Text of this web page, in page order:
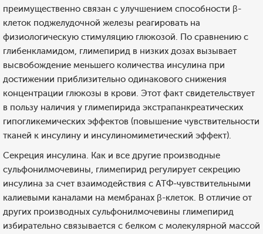
преимущественно связан с улучшением способности β-
клеток поджелудочной железы реагировать на
физиологическую стимуляцию глюкозой. По сравнению с
глибенкламидом, глимепирид в низких дозах вызывает
высвобождение меньшего количества инсулина при
достижении приблизительно одинакового снижения
концентрации глюкозы в крови. Этот факт свидетельствует
в пользу наличия у глимепирида экстрапанкреатических
гипогликемических эффектов (повышение чувствительности
тканей к инсулину и инсулиномиметический эффект).
Секреция инсулина. Как и все другие производные
сульфонилмочевины, глимепирид регулирует секрецию
инсулина за счет взаимодействия с АТФ-чувствительными
калиевыми каналами на мембранах β-клеток. В отличие от
других производных сульфонилмочевины глимепирид
избирательно связывается с белком с молекулярной массой